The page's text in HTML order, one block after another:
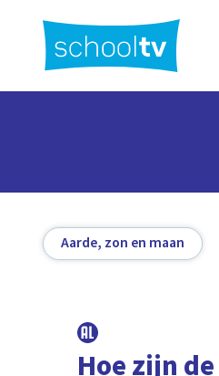
hoofdinhoud
Aarde, zon en maan
Hoe zijn